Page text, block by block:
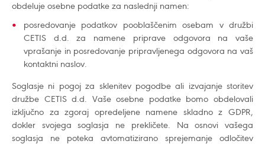
obdeluje osebne podatke za naslednji namen:
posredovanje podatkov pooblaščenim osebam v družbi
CETIS d.d. za namene priprave odgovora na vaše
vprašanje in posredovanje pripravljenega odgovora na vaš
kontaktni naslov.
Soglasje ni pogoj za sklenitev pogodbe ali izvajanje storitev
družbe CETIS d.d. Vaše osebne podatke bomo obdelovali
izključno za zgoraj opredeljene namene skladno z GDPR,
dokler svojega soglasja ne prekličete. Na osnovi vašega
soglasja ne poteka avtomatizirano sprejemanje odločitev